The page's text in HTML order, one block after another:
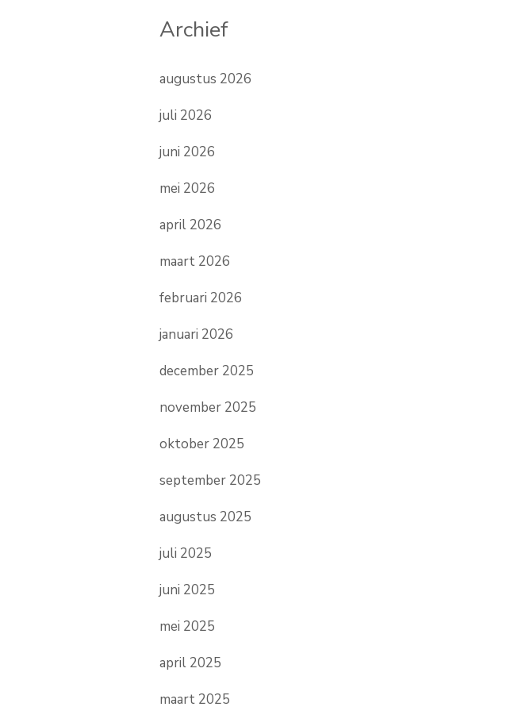
Archief
augustus 2026
juli 2026
juni 2026
mei 2026
april 2026
maart 2026
februari 2026
januari 2026
december 2025
november 2025
oktober 2025
september 2025
augustus 2025
juli 2025
juni 2025
mei 2025
april 2025
maart 2025